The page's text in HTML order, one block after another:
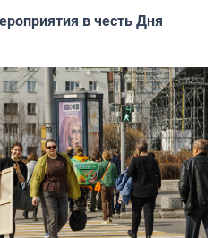
в честь Дня